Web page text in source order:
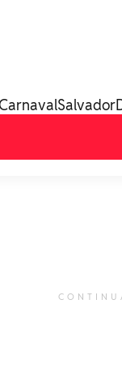
Salvador